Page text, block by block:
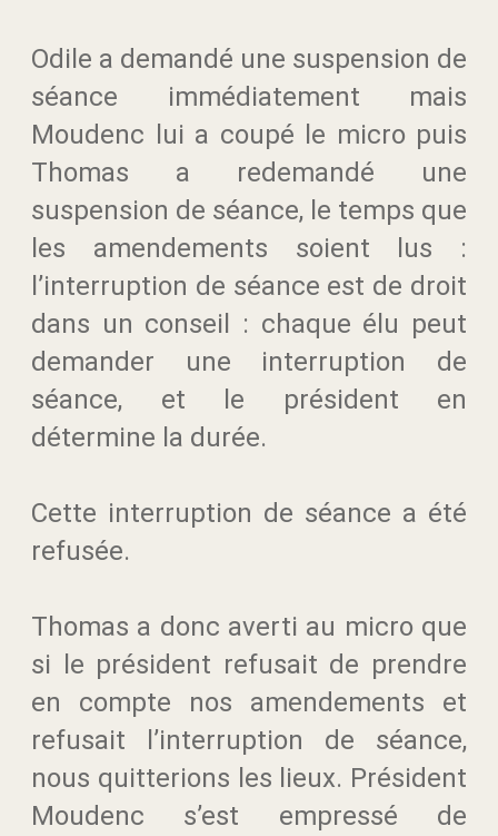
Odile a demandé une suspension de
séance immédiatement mais
Moudenc lui a coupé le micro puis
Thomas a redemandé une
suspension de séance, le temps que
les amendements soient lus :
l’interruption de séance est de droit
dans un conseil : chaque élu peut
demander une interruption de
séance, et le président en
détermine la durée.
Cette interruption de séance a été
refusée.
Thomas a donc averti au micro que
si le président refusait de prendre
en compte nos amendements et
refusait l’interruption de séance,
nous quitterions les lieux. Président
Moudenc s’est empressé de